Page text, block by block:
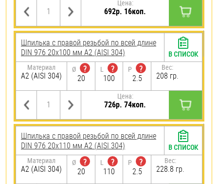
Цена:
692р. 16коп.
Шпилька с правой резьбой по всей длине
DIN 976 20х100 мм А2 (AISI 304)
Материал
А2 (AISI 304)
Ø
?
20
L
?
100
P
?
2.5
Вес:
208 гр.
Цена:
726р. 74коп.
В СПИСОК
Шпилька с правой резьбой по всей длине
DIN 976 20х110 мм А2 (AISI 304)
Материал
А2 (AISI 304)
Ø
?
20
L
?
110
P
?
2.5
Вес:
228.8 гр.
В СПИСОК